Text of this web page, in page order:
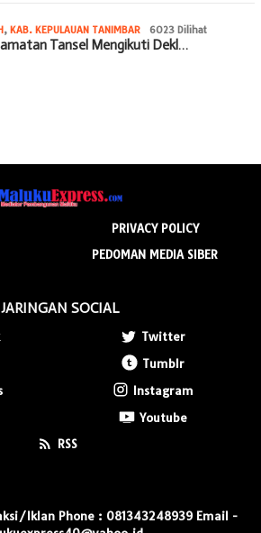
, KAB. KEPULAUAN TANIMBAR 6023 Dilihat
Tansel Mengikuti Dekl…
PRIVACY POLICY
PEDOMAN MEDIA SIBER
JARINGAN SOCIAL
Twitter
Tumblr
Instagram
Youtube
RSS
Iklan Phone : 081343248939 Email -